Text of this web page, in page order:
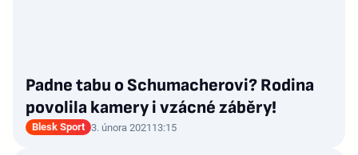
Padne tabu o Schumacherovi? Rodina
povolila kamery i vzácné záběry!
Blesk Sport 3. února 2021 13:15